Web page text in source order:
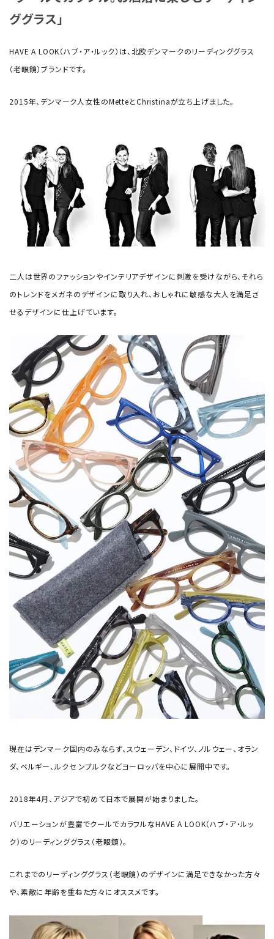
ググラス」
HAVE A LOOK（ハブ・ア・ルック）は、北欧デンマークのリーディンググラス
（老眼鏡）ブランドです。
2015年、デンマーク人女性のMetteとChristinaが立ち上げました。
二人は世界のファッションやインテリアデザインに刺激を受けながら、それら
のトレンドをメガネのデザインに取り入れ、おしゃれに敏感な大人を満足さ
せるデザインに仕上げています。
現在はデンマーク国内のみならず、スウェーデン、ドイツ、ノルウェー、オラン
ダ、ベルギー、ルクセ ンブルクなどヨーロッパを中心に展開中です。
2018年4月、アジアで初めて日本で展開が始まりました。
バリエーションが豊富でクールでカラフルなHAVE A LOOK（ハブ・ア・ルッ
ク）のリーディンググラス（老眼鏡）。
これまでのリーディンググラス（老眼鏡）のデザインに満足できなかった方々
や、素敵に年齢を重ねた方々にオススメです。